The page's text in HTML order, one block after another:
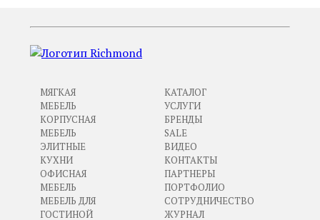
МЯГКАЯ
МЕБЕЛЬ
КОРПУСНАЯ
МЕБЕЛЬ
ЭЛИТНЫЕ
КУХНИ
ОФИСНАЯ
МЕБЕЛЬ
МЕБЕЛЬ ДЛЯ
ГОСТИНОЙ
КАТАЛОГ
УСЛУГИ
БРЕНДЫ
SALE
ВИДЕО
КОНТАКТЫ
ПАРТНЕРЫ
ПОРТФОЛИО
СОТРУДНИЧЕСТВО
ЖУРНАЛ